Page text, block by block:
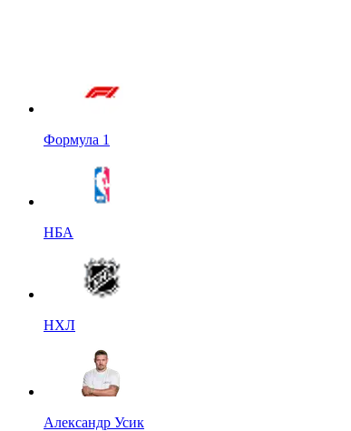
Формула 1
НБА
НХЛ
Александр Усик